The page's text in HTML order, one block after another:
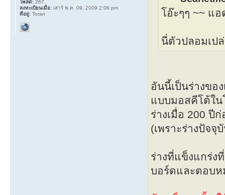
โอ๊ะๆๆ ~~ แ
นี่ตัวปลอมเป
อันนี้เป็นร่างขอ
แบบมอสคีโต้ใน
ร่างเมื่อ 200 ปี
(เพราะร่างปัจ
ร่างที่แข็งแกร่ง
บอร์ดและตอบ
โพสต์: 267
ลงทะเบียนเมื่อ: เสาร์ พ.ค. 09, 2009 2:06 pm
ที่อยู่: Toran